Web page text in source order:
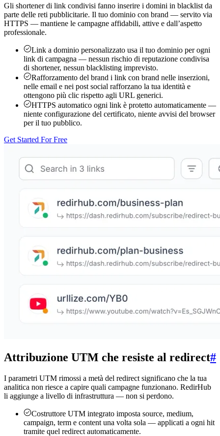
Gli shortener di link condivisi fanno inserire i domini in blacklist da
parte delle reti pubblicitarie. Il tuo dominio con brand — servito via
HTTPS — mantiene le campagne affidabili, attive e dall’aspetto
professionale.
Link a dominio personalizzato usa il tuo dominio per ogni
link di campagna — nessun rischio di reputazione condivisa
di shortener, nessun blacklisting imprevisto.
Rafforzamento del brand i link con brand nelle inserzioni,
nelle email e nei post social rafforzano la tua identità e
ottengono più clic rispetto agli URL generici.
HTTPS automatico ogni link è protetto automaticamente —
niente configurazione del certificato, niente avvisi del browser
per il tuo pubblico.
Get Started For Free
Attribuzione UTM che resiste al redirect#
I parametri UTM rimossi a metà del redirect significano che la tua
analitica non riesce a capire quali campagne funzionano. RedirHub
li aggiunge a livello di infrastruttura — non si perdono.
Costruttore UTM integrato imposta source, medium,
campaign, term e content una volta sola — applicati a ogni hit
tramite quel redirect automaticamente.